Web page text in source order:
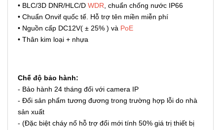
• BLC/3D DNR/HLC/D WDR , chuẩn chống nước IP66
• Chuẩn Onvif quốc tế. Hỗ trợ tên miền miễn phí
• Nguồn cấp DC12V( ± 25% ) và PoE
• Thân kim loại + nhựa
Chế độ bảo hành:
- Bảo hành 24 tháng đối với camera IP
- Đổi sản phẩm tương đương trong trường hợp lỗi do nhà
sản xuất
- (Đặc biệt cháy nổ hỗ trợ đổi mới tính 50% giá trị thiết bị